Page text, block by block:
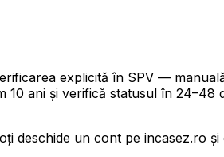
explicită în SPV —
ani și verifică statusul în 24–48
deschide un cont pe incasez.ro